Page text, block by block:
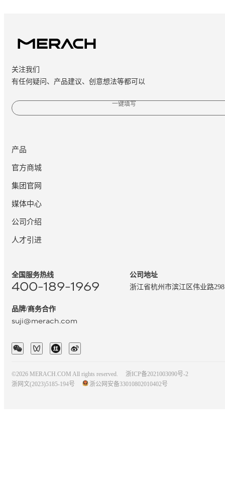
关注我们
有任何疑问、产品建议、创意想法等都可以
一键填写
产品
官方商城
集团官网
媒体中心
公司介绍
人才引进
全国服务热线
400-189-1969
品牌/商务合作
suji@merach.com
公司地址
浙江省杭州市滨江区伟业路
©2026 MERACH.COM All rights reserved.
浙ICP备2021003090号-2
浙网文(2023)5185-194号
浙公网安备33010802010402号